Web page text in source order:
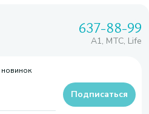
637-88-99
A1, МТС, Life
новинок
Подписаться